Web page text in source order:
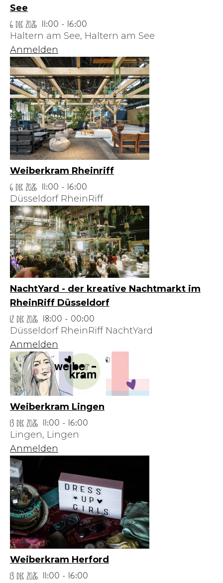
See
6 Dec 2026
11:00 - 16:00
Haltern am See, Haltern am See
Anmelden
Weiberkram Rheinriff
6 Dec 2026
11:00 - 16:00
Düsseldorf RheinRiff
NachtYard - der kreative Nachtmarkt im
RheinRiff Düsseldorf
12 Dec 2026
18:00 - 00:00
Düsseldorf RheinRiff NachtYard
Anmelden
Weiberkram Lingen
13 Dec 2026
11:00 - 16:00
Lingen, Lingen
Anmelden
Weiberkram Herford
13 Dec 2026
11:00 - 16:00